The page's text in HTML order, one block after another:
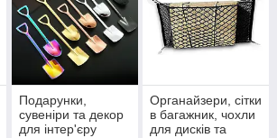
Подарунки,
сувеніри та декор
для інтер'єру
Органайзери, сітки
в багажник, чохли
для дисків та